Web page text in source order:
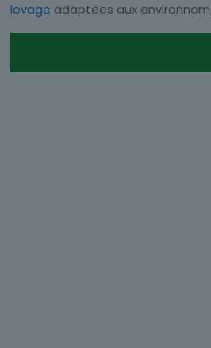
levage adaptées aux